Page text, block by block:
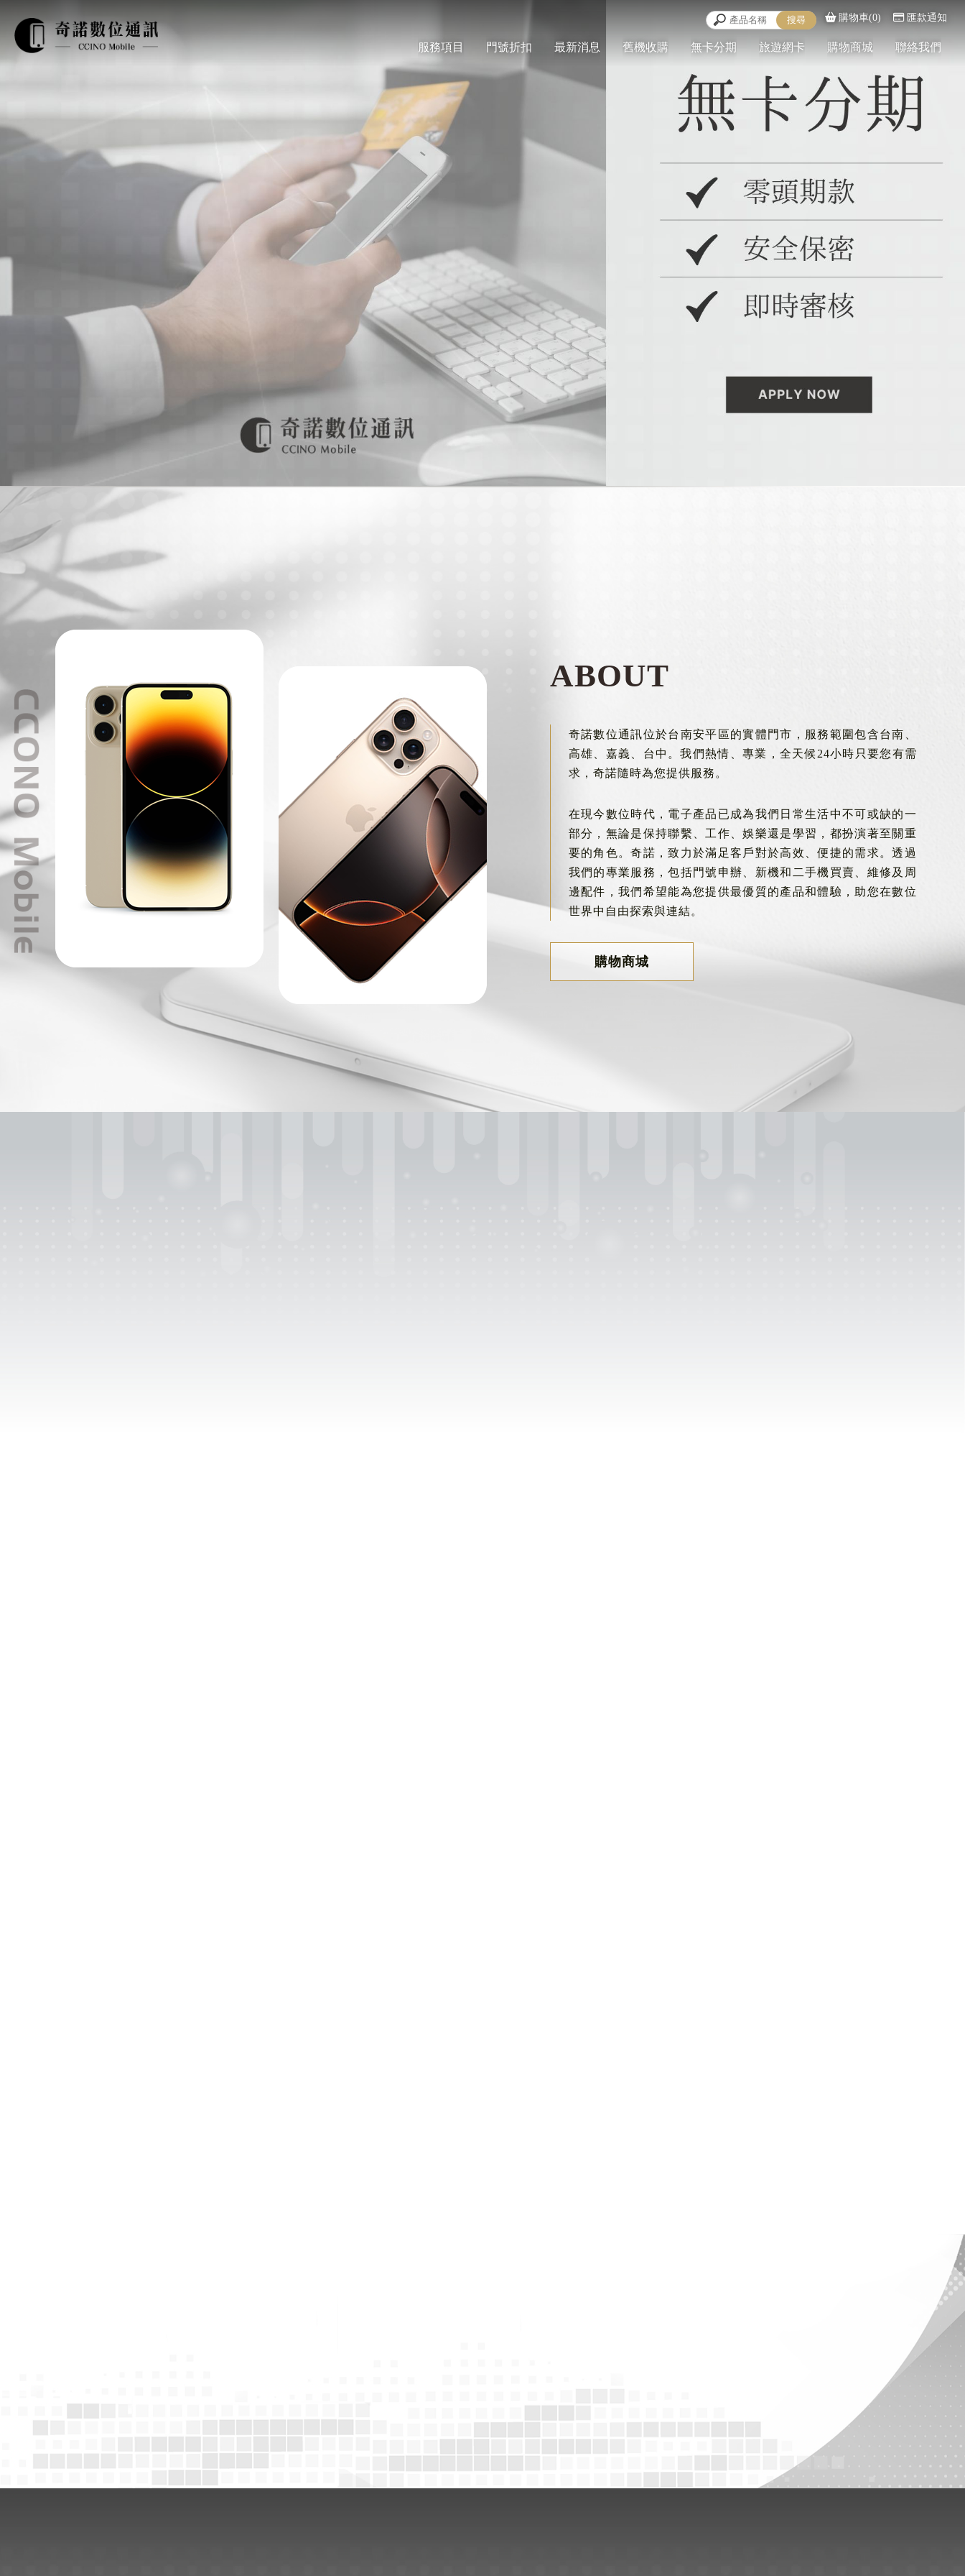
購物車(0) 匯款通知
服務項目 門號折扣 最新消息 舊機收購 無卡分期 旅遊網卡 購物商城 聯絡我們
手機買賣
台南手機買賣
安平區手機買賣
門號申辦
台南門號申辦
ABOUT
奇諾數位通訊位於台南安平區的實體門市，服務範圍包含台南、
高雄、嘉義、台中。我們熱情、專業，全天候24小時只要您有需
求，奇諾隨時為您提供服務。
在現今數位時代，電子產品已成為我們日常生活中不可或缺的一
部分，無論是保持聯繫、工作、娛樂還是學習，都扮演著至關重
要的角色。奇諾，致力於滿足客戶對於高效、便捷的需求。透過
我們的專業服務，包括門號申辦、新機和二手機買賣、維修及周
邊配件，我們希望能為您提供最優質的產品和體驗，助您在數位
世界中自由探索與連結。
購物商城